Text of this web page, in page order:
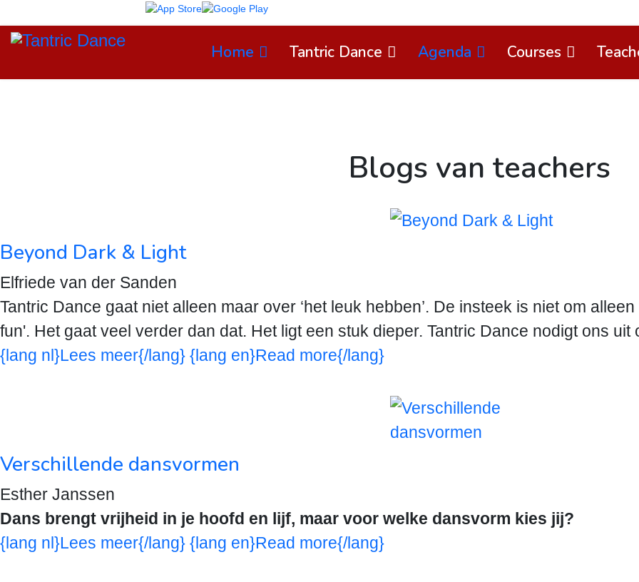
Home Tantric Dance Agenda Courses
Blogs van teachers
Beyond Dark & Light
Elfriede van der Sanden
Tantric Dance gaat niet alleen maar over ‘het leuk hebben’. De insteek is niet om
fun'. Het gaat veel verder dan dat. Het ligt een stuk dieper. Tantric Dance nodigt ons
{lang nl}Lees meer{/lang} {lang en}Read more{/lang}
Verschillende dansvormen
Esther Janssen
Dans brengt vrijheid in je hoofd en lijf, maar voor welke dansvorm kies jij?
{lang nl}Lees meer{/lang} {lang en}Read more{/lang}